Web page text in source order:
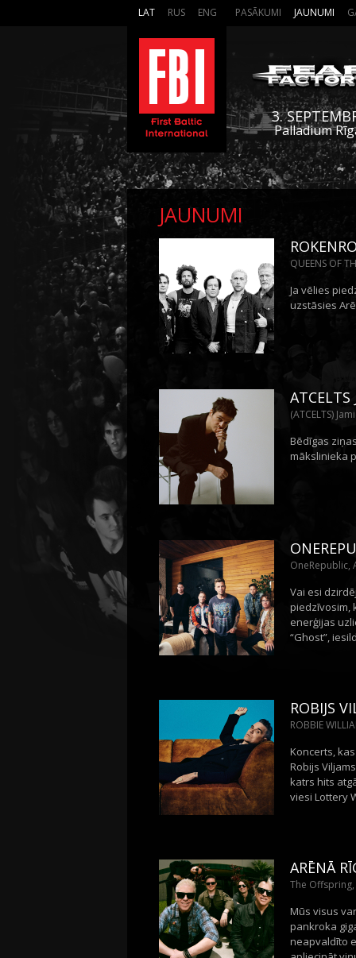
LAT RUS ENG PASĀKUMI JAUNUMI
3.
Palladium
JAUNUMI
QUEENS OF
Ja vēlies
uzstāsies
(ATCELTS)
Bēdīgas
mākslinieka
OneRepublic,
Vai esi
piedzīvosim,
enerģijas
“Ghost”,
ROBIJS
ROBBIE
Koncerts,
Robijs
katrs hits
viesi Lottery
ARĒNĀ
The
Mūs visus
pankroka
neapvaldīto